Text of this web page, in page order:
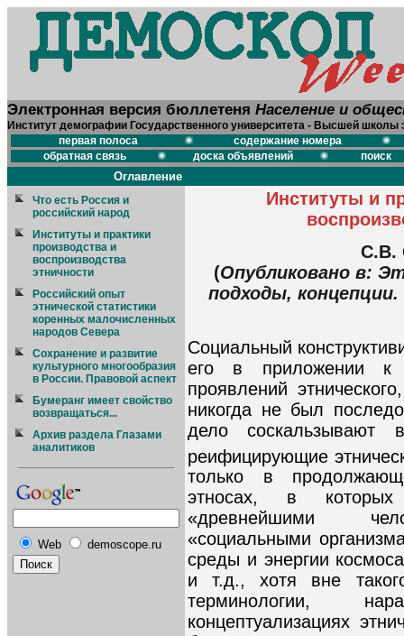
Электронная версия бюллетеня Население и
Институт демографии Государственного университета - Высшей школы
первая полоса
содержание номера
обратная связь
доска объявлений поиск
Оглавление
Что есть Россия и
российский народ
Институты и практики
производства и
воспроизводства
этничности
Российский опыт
этнической статистики
коренных малочисленных
народов Севера
Сохранение и развитие
культурного многообразия
в России. Правовой аспект
Бумеранг имеет свойство
возвращаться...
Архив раздела Глазами
аналитиков
Web demoscope.ru
Институты и
С.В.
(Опубликовано в:
подходы,
Социальный
его в приложении к
проявлений
никогда не был
дело соскальзывают
реифицирующие
только в
этносах, в которых
«древнейшими
«социальными
среды и энергии
и т.д., хотя вне
терминологии,
концептуализациях